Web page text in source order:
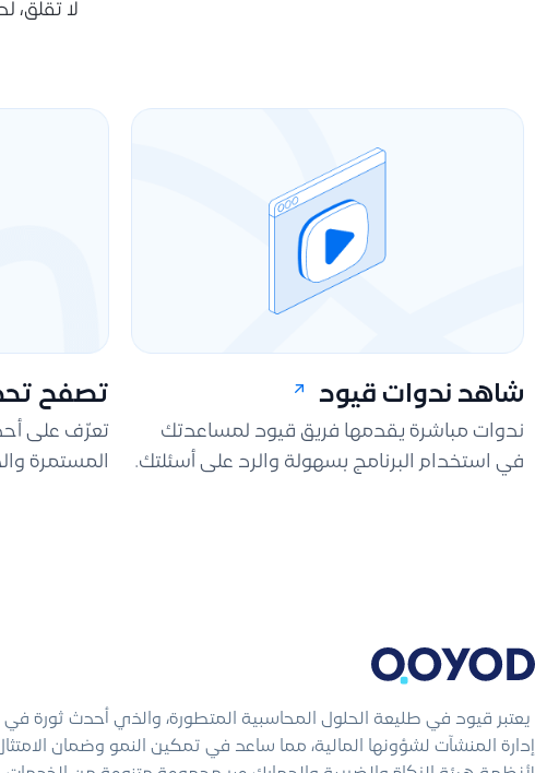
لا تقلق،
شاهد ندوات قيود
ندوات مباشرة يقدمها فريق قيود لمساعدتك
في استخدام البرنامج بسهولة والرد على أسئلتك.
تصفح
تعرّف على
المستمرة
يعتبر قيود في طليعة الحلول المحاسبية المتطورة، والذي أحدث ثورة في
إدارة المنشآت لشؤونها المالية، مما ساعد في تمكين النمو وضمان